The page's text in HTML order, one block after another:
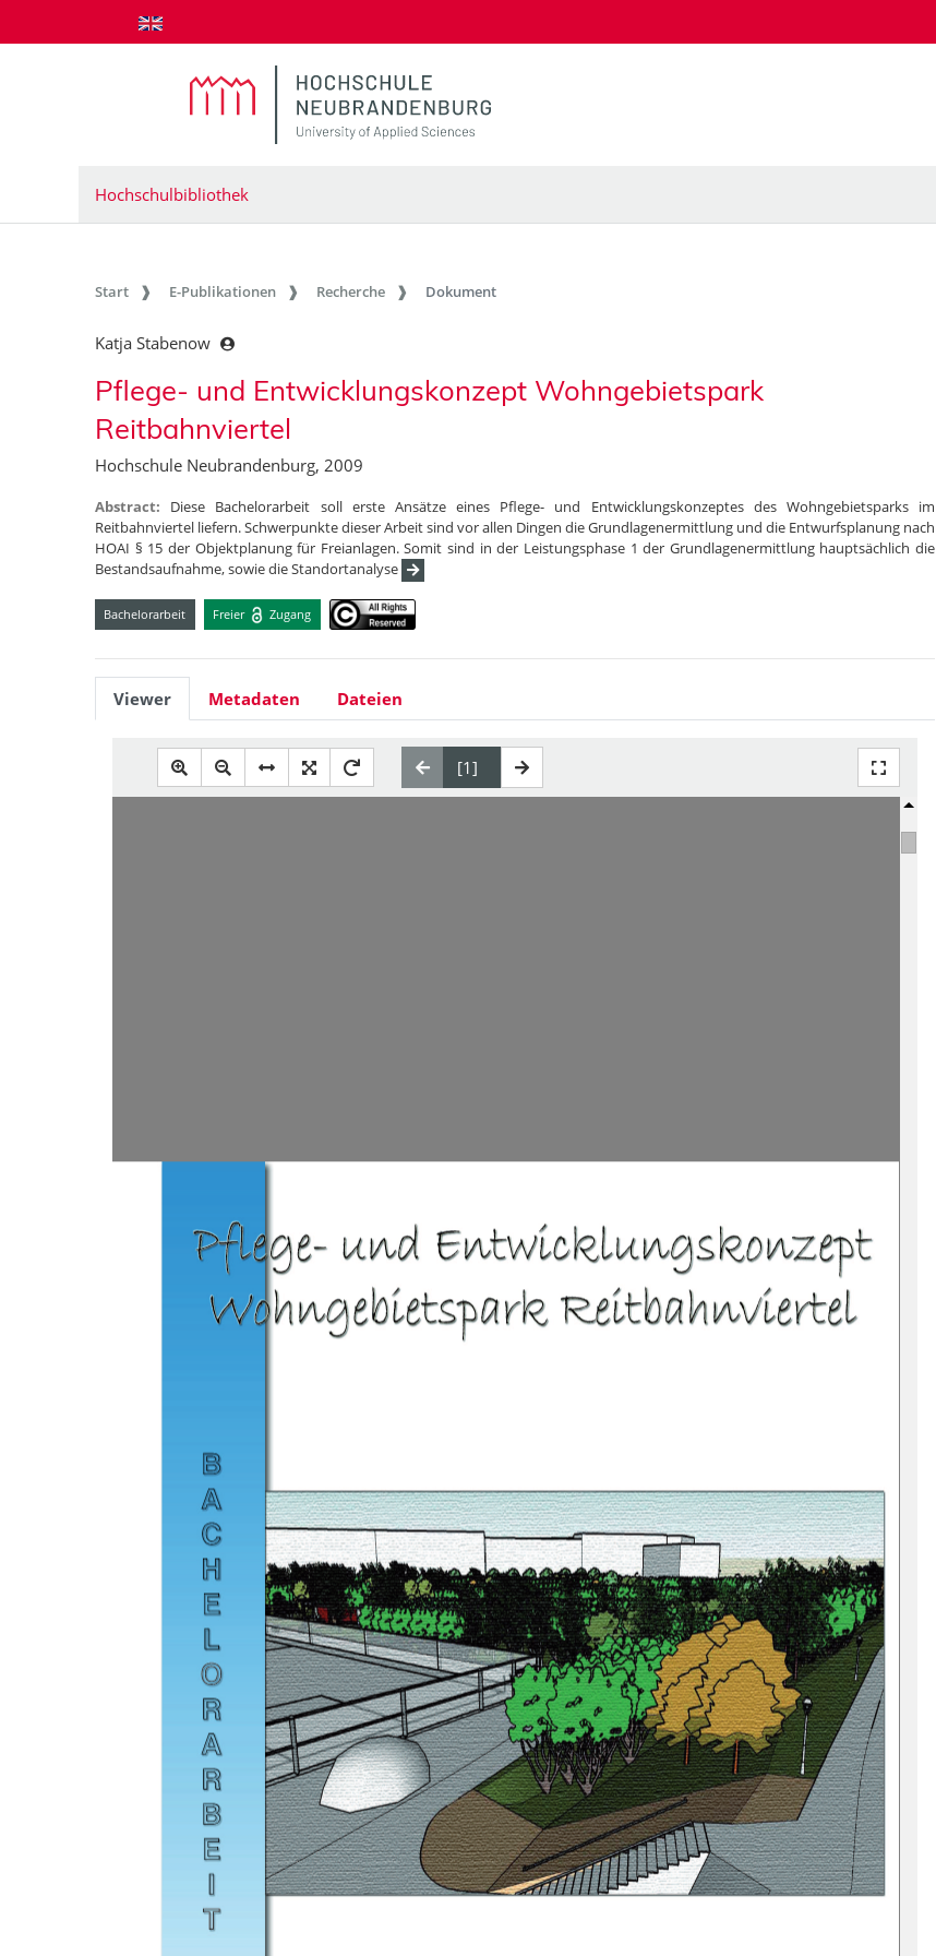
zum Inhalt springen
Hochschulbibliothek
Start E-Publikationen Recherche Dokument
Katja Stabenow
Pflege- und Entwicklungskonzept Wohngebietspark
Reitbahnviertel
Hochschule Neubrandenburg, 2009
Abstract: Diese Bachelorarbeit soll erste Ansätze eines Pflege- und Entwicklungskonzeptes des Wohngebietsparks im
Reitbahnviertel liefern. Schwerpunkte dieser Arbeit sind vor allen Dingen die Grundlagenermittlung und die Entwurfsplanung nach
HOAI § 15 der Objektplanung für Freianlagen. Somit sind in der Leistungsphase 1 der Grundlagenermittlung hauptsächlich die
Bestandsaufnahme, sowie die Standortanalyse
Bachelorarbeit Freier Zugang
Viewer Metadaten Dateien